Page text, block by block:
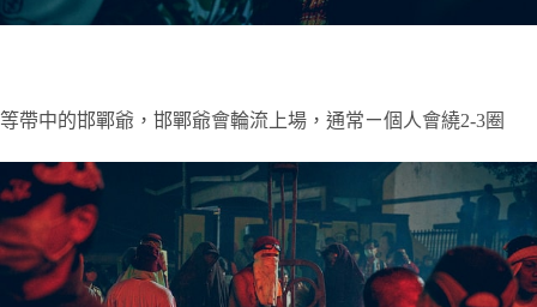
等帶中的邯鄲爺，邯鄲爺會輪流上場，通常ㄧ個人會繞2-3圈